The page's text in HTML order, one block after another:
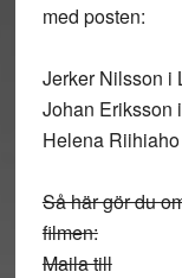
med posten:
Jerker Nilsson i
Johan Eriksson
Helena
Så här gör du
filmen:
Maila till